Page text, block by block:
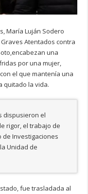
María Luján Sodero
Atentados contra
una
por una mujer,
el que mantenía una
quitado la vida.
dispusieron el
rigor, el trabajo de
de Investigaciones
Unidad de
fue trasladada al